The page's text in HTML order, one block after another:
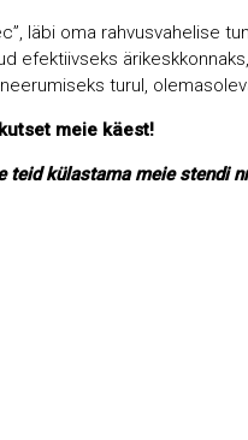
läbi oma rahvusvahelise
efektiivseks
turul,
meie käest!
teid külastama meie stendi